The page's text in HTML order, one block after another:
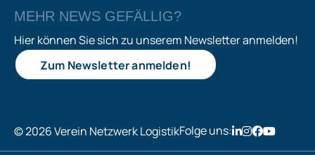
MEHR NEWS GEFÄLLIG?
Hier können Sie sich zu unserem Newsletter anmelden!
Zum Newsletter anmelden!
© 2026 Verein Netzwerk LogistikFolge uns: